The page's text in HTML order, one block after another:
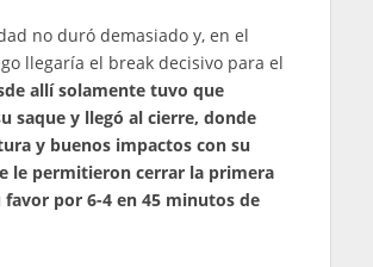
no duró demasiado y, en el
llegaría el break decisivo para el
allí solamente tuvo que
saque y llegó al cierre, donde
y buenos impactos con su
le permitieron cerrar la primera
favor por 6-4 en 45 minutos de